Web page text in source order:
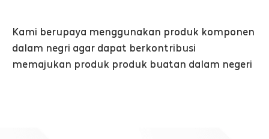
Kami berupaya menggunakan produk komponen
dalam negri agar dapat berkontribusi
memajukan produk produk buatan dalam negeri